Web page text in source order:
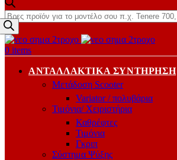
Products
search
0 items
ΑΝΤΑΛΛΑΚΤΙΚΆ ΣΥΝΤΉΡΗΣΗ
Μετάδοση Scooter
Variator / πολυβάρια
Τιμόνια/ Χειριστήρια
Καθρέφτες
Τιμόνια
Γκριπ
Σύστημα Ψύξης